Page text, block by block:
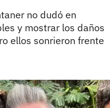
no dudó en
y mostrar los daños
ellos sonrieron frente